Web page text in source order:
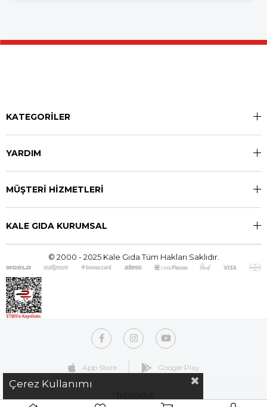
KATEGORİLER
YARDIM
MÜŞTERİ HİZMETLERİ
KALE GIDA KURUMSAL
© 2000 - 2025 Kale Gıda Tüm Hakları Saklıdır.
App Store Google Play
Çerez Kullanımı